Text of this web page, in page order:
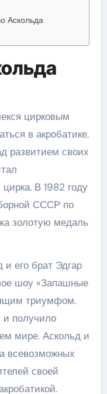
Аскольда
цирковым
в акробатике.
развитием своих
В 1982 году
СССР по
золотую медаль
и его брат Эдгар
шоу «Запашные
триумфом.
получило
мире. Аскольд и
всевозможных
своей